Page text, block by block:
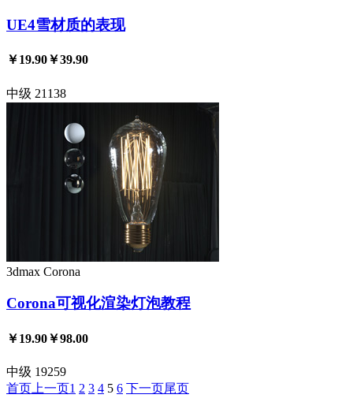
UE4雪材质的表现
￥19.90￥39.90
中级 21138
3dmax Corona
Corona可视化渲染灯泡教程
￥19.90￥98.00
中级 19259
首页 上一页1 2 3 4 5 6 下一页尾页